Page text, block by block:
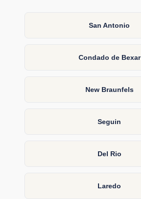
San Antonio
Condado de Bexar
New Braunfels
Seguin
Del Rio
Laredo